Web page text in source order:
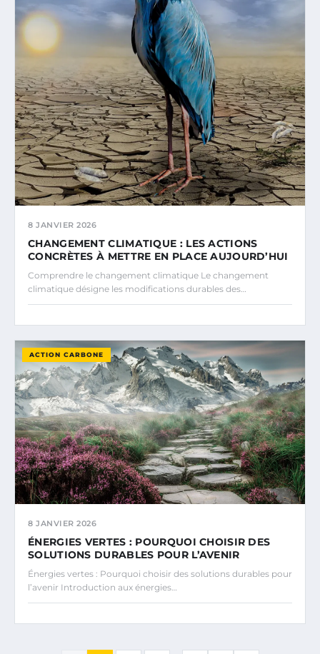
8 JANVIER 2026
CHANGEMENT CLIMATIQUE : LES ACTIONS
CONCRÈTES À METTRE EN PLACE AUJOURD’HUI
Comprendre le changement climatique Le changement
climatique désigne les modifications durables des…
ACTION CARBONE
8 JANVIER 2026
ÉNERGIES VERTES : POURQUOI CHOISIR DES
SOLUTIONS DURABLES POUR L’AVENIR
Énergies vertes : Pourquoi choisir des solutions durables pour
l’avenir Introduction aux énergies…